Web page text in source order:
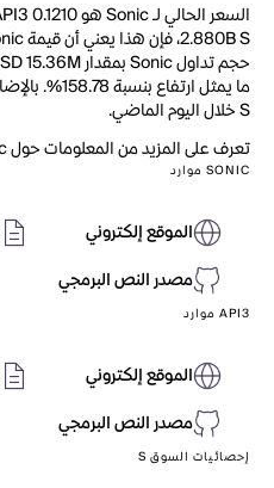
S خلال اليوم الماضي.
تعرف على المزيد من المعلومات حول Sonic هنا.
SONIC موارد
الموقع إلكتروني
مصدر النص البرمجي
API3 موارد
الموقع إلكتروني
مصدر النص البرمجي
إحصائيات السوق S